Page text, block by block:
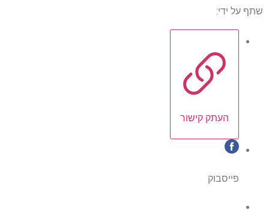
שתף על ידי:
העתק קישור
פייסבוק